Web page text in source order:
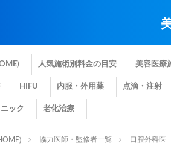
人気施術別料金の目安 美容医療
HIFU 内服・外用薬 点滴・注射
ック 老化治療
協力医師・監修者一覧 口腔外科医